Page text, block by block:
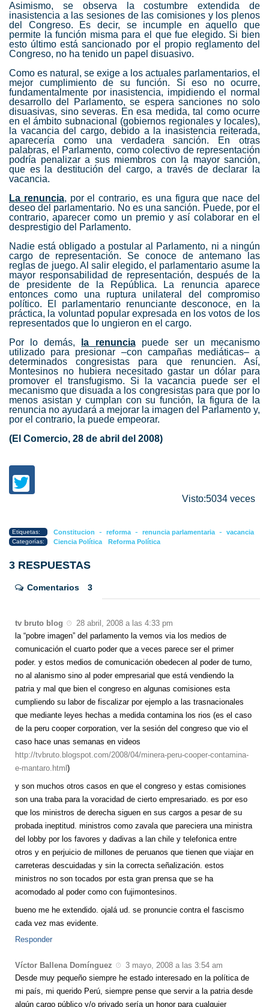
Asimismo, se observa la costumbre extendida de
inasistencia a las sesiones de las comisiones y los plenos
del Congreso. Es decir, se incumple en aquello que
permite la función misma para el que fue elegido. Si bien
esto último está sancionado por el propio reglamento del
Congreso, no ha tenido un papel disuasivo.
Como es natural, se exige a los actuales parlamentarios, el
mejor cumplimiento de su función. Si eso no ocurre,
fundamentalmente por inasistencia, impidiendo el normal
desarrollo del Parlamento, se espera sanciones no solo
disuasivas, sino severas. En esa medida, tal como ocurre
en el ámbito subnacional (gobiernos regionales y locales),
la vacancia del cargo, debido a la inasistencia reiterada,
aparecería como una verdadera sanción. En otras
palabras, el Parlamento, como colectivo de representación
podría penalizar a sus miembros con la mayor sanción,
que es la destitución del cargo, a través de declarar la
vacancia.
La renuncia, por el contrario, es una figura que nace del
deseo del parlamentario. No es una sanción. Puede, por el
contrario, aparecer como un premio y así colaborar en el
desprestigio del Parlamento.
Nadie está obligado a postular al Parlamento, ni a ningún
cargo de representación. Se conoce de antemano las
reglas de juego. Al salir elegido, el parlamentario asume la
mayor responsabilidad de representación, después de la
de presidente de la República. La renuncia aparece
entonces como una ruptura unilateral del compromiso
político. El parlamentario renunciante desconoce, en la
práctica, la voluntad popular expresada en los votos de los
representados que lo ungieron en el cargo.
Por lo demás,
la renunciapuede ser un mecanismo
utilizado para presionar –con campañas mediáticas– a
determinados congresistas para que renuncien. Así,
Montesinos no hubiera necesitado gastar un dólar para
promover el transfugismo. Si la vacancia puede ser el
mecanismo que disuada a los congresistas para que por lo
menos asistan y cumplan con su función, la figura de la
renuncia no ayudará a mejorar la imagen del Parlamento y,
por el contrario, la puede empeorar.
(El Comercio, 28 de abril del 2008)
Visto:5034 veces
Etiquetas: Constitucion - reforma - renuncia parlamentaria - vacancia
Categorías: Ciencia Política Reforma Política
3 RESPUESTAS
Comentarios 3
tv bruto blog
28 abril, 2008 a las 4:33 pm
la “pobre imagen” del parlamento la vemos via los medios de
comunicación el cuarto poder que a veces parece ser el primer
poder. y estos medios de comunicación obedecen al poder de turno,
no al alanismo sino al poder empresarial que está vendiendo la
patria y mal que bien el congreso en algunas comisiones esta
cumpliendo su labor de fiscalizar por ejemplo a las trasnacionales
que mediante leyes hechas a medida contamina los rios (es el caso
de la peru cooper corporation, ver la sesión del congreso que vio el
caso hace unas semanas en videos
http://tvbruto.blogspot.com/2008/04/minera-peru-cooper-contamina-
e-mantaro.html )
y son muchos otros casos en que el congreso y estas comisiones
son una traba para la voracidad de cierto empresariado. es por eso
que los ministros de derecha siguen en sus cargos a pesar de su
probada ineptitud. ministros como zavala que pareciera una ministra
del lobby por los favores y dadivas a lan chile y telefonica entre
otros y en perjuicio de millones de peruanos que tienen que viajar en
carreteras descuidadas y sin la correcta señalización. estos
ministros no son tocados por esta gran prensa que se ha
acomodado al poder como con fujimontesinos.
bueno me he extendido. ojalá ud. se pronuncie contra el fascismo
cada vez mas evidente.
Responder
Víctor Ballena Domínguez
3 mayo, 2008 a las 3:54 am
Desde muy pequeño siempre he estado interesado en la política de
mi país, mi querido Perú, siempre pense que servir a la patria desde
algún cargo público y/o privado sería un honor para cualquier